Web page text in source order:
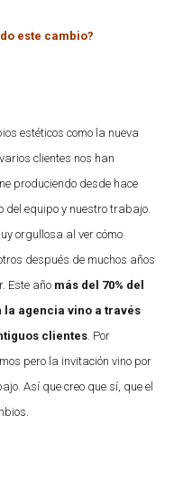
este cambio?
estéticos como la nueva
clientes nos han
produciendo desde hace
del equipo y nuestro trabajo.
orgullosa al ver cómo
después de muchos años
Este año más del 70% del
la agencia vino a través
clientes . Por
pero la invitación vino por
Así que creo que sí, que el